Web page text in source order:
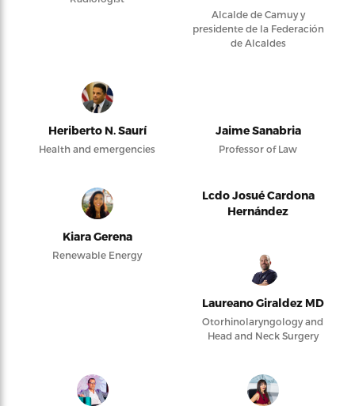
Alcalde de Camuy y
presidente de la Federación
de Alcaldes
Heriberto N. Saurí
Health and emergencies
Jaime Sanabria
Professor of Law
Kiara Gerena
Renewable Energy
Lcdo Josué Cardona
Hernández
Laureano Giraldez MD
Otorhinolaryngology and
Head and Neck Surgery